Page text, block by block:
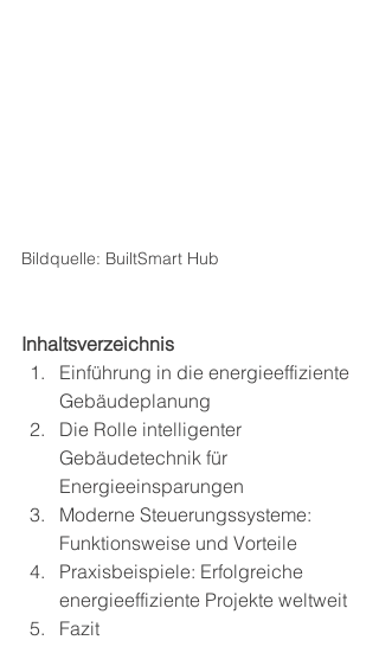
Bildquelle: BuiltSmart Hub
Inhaltsverzeichnis
Einführung in die energieeffiziente
Gebäudeplanung
Die Rolle intelligenter
Gebäudetechnik für
Energieeinsparungen
Moderne Steuerungssysteme:
Funktionsweise und Vorteile
Praxisbeispiele: Erfolgreiche
energieeffiziente Projekte weltweit
Fazit